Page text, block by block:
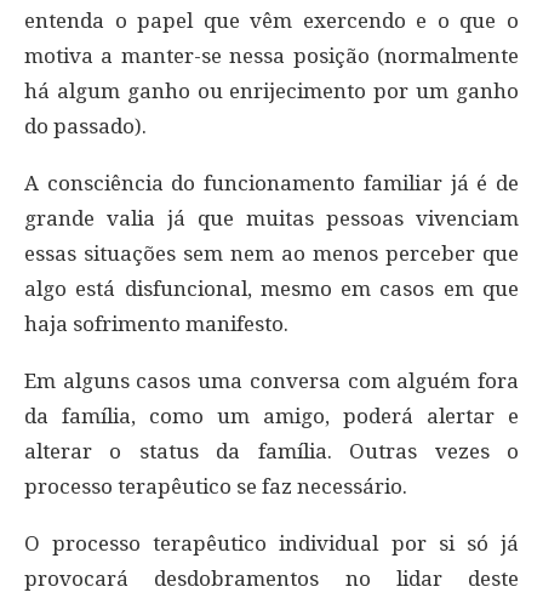
entenda o papel que vêm exercendo e o que o
motiva a manter-se nessa posição (normalmente
há algum ganho ou enrijecimento por um ganho
do passado).
A consciência do funcionamento familiar já é de
grande valia já que muitas pessoas vivenciam
essas situações sem nem ao menos perceber que
algo está disfuncional, mesmo em casos em que
haja sofrimento manifesto.
Em alguns casos uma conversa com alguém fora
da família, como um amigo, poderá alertar e
alterar o status da família. Outras vezes o
processo terapêutico se faz necessário.
O processo terapêutico individual por si só já
provocará desdobramentos no lidar deste